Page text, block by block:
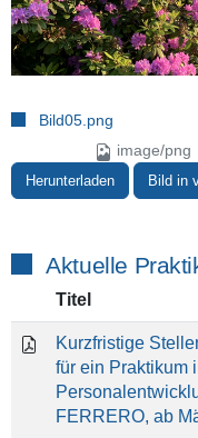
Bild05.png
image/png
Herunterladen Bild in
Aktuelle
Titel
Kurzfristige
für ein Praktikum
FERRERO, ab